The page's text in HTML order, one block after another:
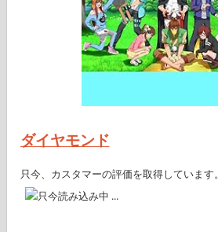
ダイヤモンド
只今、カスタマーの評価を取得しています。